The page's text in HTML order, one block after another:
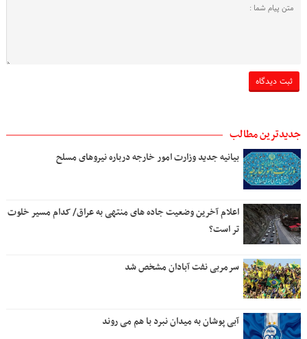
جدیدترین مطالب
بیانیه جدید وزارت امور خارجه درباره نیروهای مسلح
اعلام آخرین وضعیت جاده های منتهی به عراق/ کدام مسیر خلوت
تر است؟
سرمربی نفت آبادان مشخص شد
آبی پوشان به میدان نبرد با هم می روند